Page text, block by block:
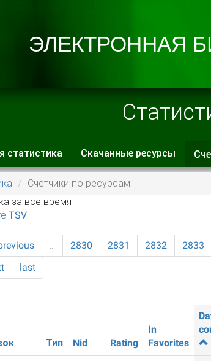
вкладки
статистика Скачанные ресурсы
Счетчики по ресурсам
за все время
TSV
… 2830 2831 2832 2833
last
Тип Nid Rating
In
Favorites